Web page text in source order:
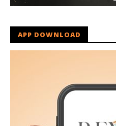
APP DOWNLOAD